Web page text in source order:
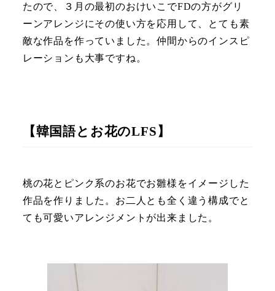
たので、３月の最初のおけいこでFDの方がグリ
ーンアレンジにその使い方を応用して、とても素
敵な作品を作っていました。仲間からのインスピ
レーションも大事ですね。
【韓国語とお花のLFS】
桃の花とピンク系のお花でお雛様をイメージした
作品を作りました。お二人とも全く違う構成でと
ても可愛いアレンジメントが出来ました。